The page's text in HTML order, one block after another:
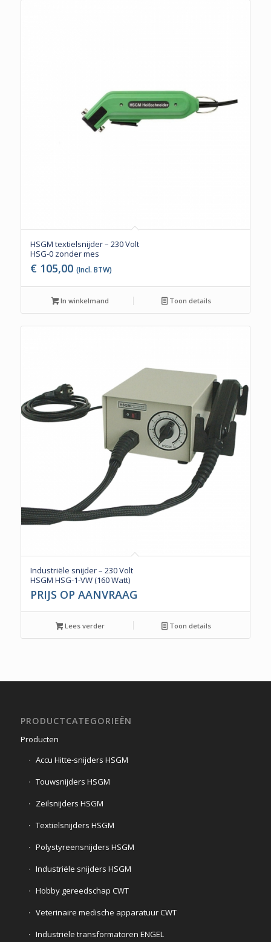
HSGM textielsnijder – 230 Volt
HSG-0 zonder mes
€ 105,00 (Incl. BTW)
In winkelmand Toon details
Industriële snijder – 230 Volt
HSGM HSG-1-VW (160 Watt)
PRIJS OP AANVRAAG
Lees verder Toon details
PRODUCTCATEGORIEËN
Producten
Accu Hitte-snijders HSGM
Touwsnijders HSGM
Zeilsnijders HSGM
Textielsnijders HSGM
Polystyreensnijders HSGM
Industriële snijders HSGM
Hobby gereedschap CWT
Veterinaire medische apparatuur CWT
Industriële transformatoren ENGEL